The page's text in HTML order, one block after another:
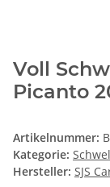
Voll
Picanto
Artikelnummer:
Kategorie:
Hersteller: SJS